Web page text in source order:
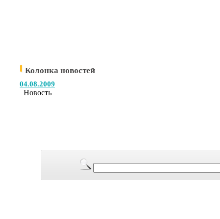
Колонка новостей
04.08.2009
Новость